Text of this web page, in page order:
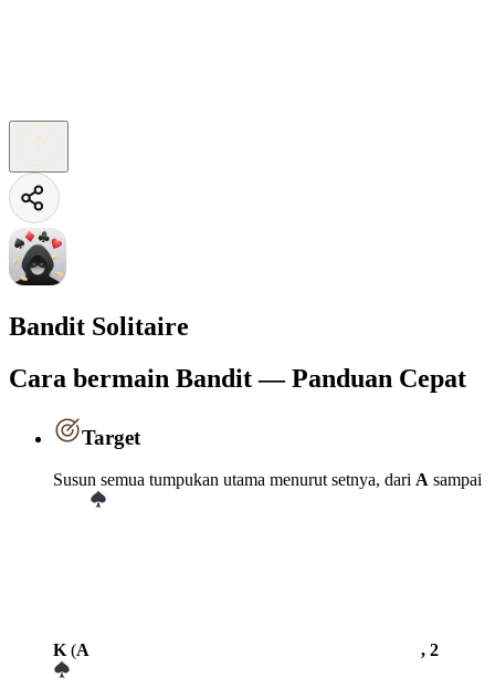
Bandit Solitaire
Cara bermain Bandit — Panduan Cepat
Target
Susun semua tumpukan utama menurut setnya, dari A sampai
K(A , 2